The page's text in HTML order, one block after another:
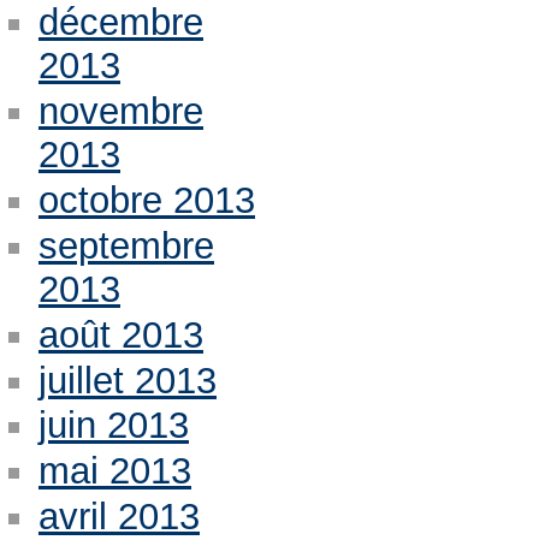
décembre
2013
novembre
2013
octobre 2013
septembre
2013
août 2013
juillet 2013
juin 2013
mai 2013
avril 2013